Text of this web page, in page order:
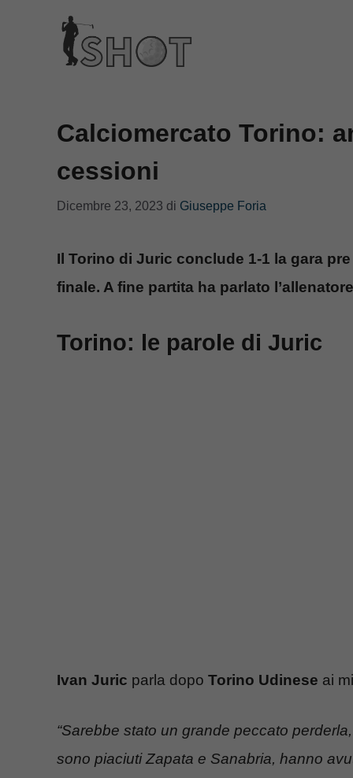
contenuto
Calciomercato Torino:
cessioni
Dicembre 23, 2023 di Giuseppe Foria
Il Torino di Juric conclude 1-1 la gara
finale. A fine partita ha parlato
Torino: le parole di Juric
Ivan Juric parla dopo Torino Udinese ai
“Sarebbe stato un grande peccato
sono piaciuti Zapata e Sanabria, hanno